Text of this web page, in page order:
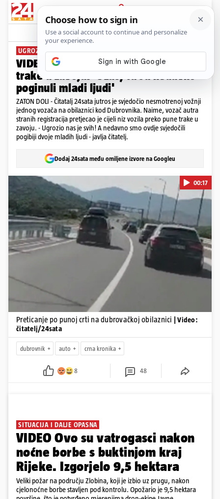
PRIJAVA
News Komentari
UGROZIO DRUGE U PROMETU
VIDEO Pretjecao niz auta preko pune
trake u zavoju: 'Užas, tu su nedavno
poginuli mladi ljudi'
ZATON DOLI - Čitatalj 24sata jutros je svjedočio nesmotrenoj vožnji
jednog vozača na obilaznici kod Dubrovnika. Naime, vozač autra
stranih registracija pretjecao je cijeli niz vozila preko pune trake u
zavoju. - Ugrozio nas je svih! A nedavno smo ovdje svjedočili
pogibiji dvoje mladih ljudi - javlja čitatelj.
Dodaj 24sata među omiljene izvore na Googleu
Pokretanje videa...
00:17
Preticanje po punoj crti na dubrovačkoj obilaznici
| Video:
čitatelj/24sata
dubrovnik auto crna kronika
8 48
SITUACIJA I DALJE OPASNA
VIDEO Ovo su vatrogasci nakon
noćne borbe s buktinjom kraj
Rijeke. Izgorjelo 9,5 hektara
Veliki požar na području Zlobina, koji je izbio uz prugu, nakon
cjelonoćne borbe stavljen pod kontrolu. Opožario je 9,5 hektara